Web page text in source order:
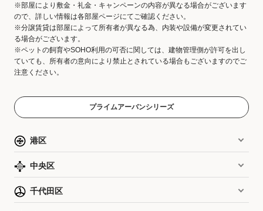
※部屋により敷金・礼金・キャンペーンの内容が異なる場合がございます
ので、詳しい情報は各部屋ページにてご確認ください。
※分譲賃貸は部屋によって所有者が異なる為、内装や設備が変更されてい
る場合がございます。
※ペットの飼育やSOHO利用の可否に関しては、建物管理側が許可を出し
ていても、所有者の意向により禁止とされている場合もございますのでご
注意ください。
プライムアーバンシリーズ
港区
中央区
千代田区